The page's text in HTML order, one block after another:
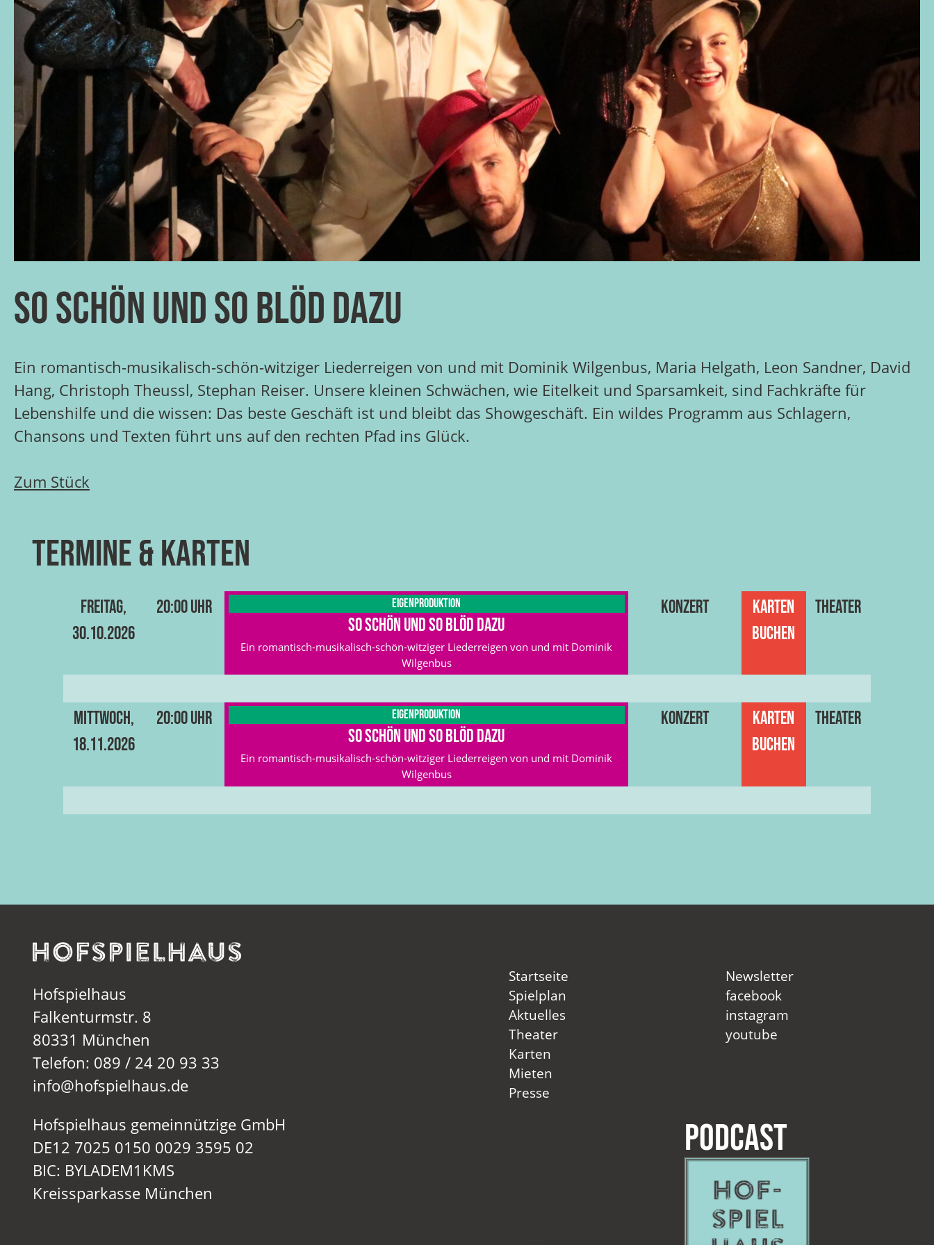
So schön und so blöd dazu
Ein romantisch-musikalisch-schön-witziger Liederreigen von und mit Dominik Wilgenbus, Maria Helgath, Leon Sandner, David
Hang, Christoph Theussl, Stephan Reiser. Unsere kleinen Schwächen, wie Eitelkeit und Sparsamkeit, sind Fachkräfte für
Lebenshilfe und die wissen: Das beste Geschäft ist und bleibt das Showgeschäft. Ein wildes Programm aus Schlagern,
Chansons und Texten führt uns auf den rechten Pfad ins Glück.
Zum Stück
Termine & Karten
Freitag,
30.10.2026
20:00 Uhr Eigenproduktion
So schön und so blöd dazu
Ein romantisch-musikalisch-schön-witziger Liederreigen von und mit Dominik
Wilgenbus
Konzert
Karten
buchen
Theater
Mittwoch,
18.11.2026
20:00 Uhr Eigenproduktion
So schön und so blöd dazu
Ein romantisch-musikalisch-schön-witziger Liederreigen von und mit Dominik
Wilgenbus
Konzert
Karten
buchen
Theater
Hofspielhaus
Falkenturmstr. 8
80331 München
Telefon: 089 / 24 20 93 33
info@hofspielhaus.de
Hofspielhaus gemeinnützige GmbH
DE12 7025 0150 0029 3595 02
BIC: BYLADEM1KMS
Kreissparkasse München
Startseite
Spielplan
Aktuelles
Theater
Karten
Mieten
Presse
Newsletter
facebook
instagram
youtube
Podcast